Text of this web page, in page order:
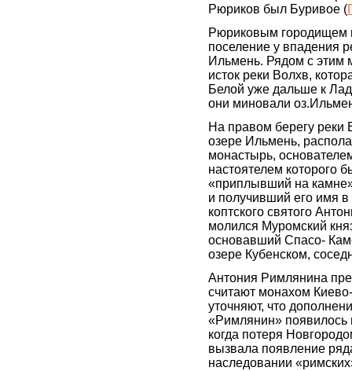
Рюриков был Буривое (
Рюриковым городищем
поселение у впадения
Ильмень. Рядом с этим
исток реки Волхв,
Белой уже дальше к
они миновали
На правом берегу реки
озере Ильмень,
монастырь,
настоятелем которого
«приплывший на
и получивший его имя в
коптского святого
молился Муромский
основавший Спасо-
озере Кубенском,
Антония Римлянина
считают монахом
уточняют, что
«Римлянин»
когда потеря
вызвала появление
наследовании